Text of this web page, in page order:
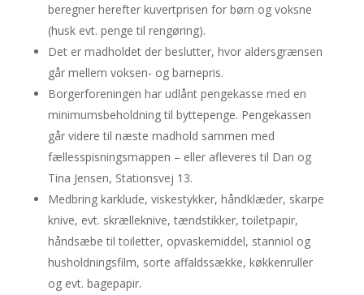
beregner herefter kuvertprisen for børn og voksne
(husk evt. penge til rengøring).
Det er madholdet der beslutter, hvor aldersgrænsen
går mellem voksen- og barnepris.
Borgerforeningen har udlånt pengekasse med en
minimumsbeholdning til byttepenge. Pengekassen
går videre til næste madhold sammen med
fællesspisningsmappen – eller afleveres til Dan og
Tina Jensen, Stationsvej 13.
Medbring karklude, viskestykker, håndklæder, skarpe
knive, evt. skrælleknive, tændstikker, toiletpapir,
håndsæbe til toiletter, opvaskemiddel, stanniol og
husholdningsfilm, sorte affaldssække, køkkenruller
og evt. bagepapir.